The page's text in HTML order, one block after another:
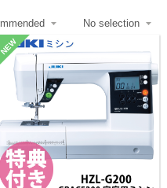
NEW